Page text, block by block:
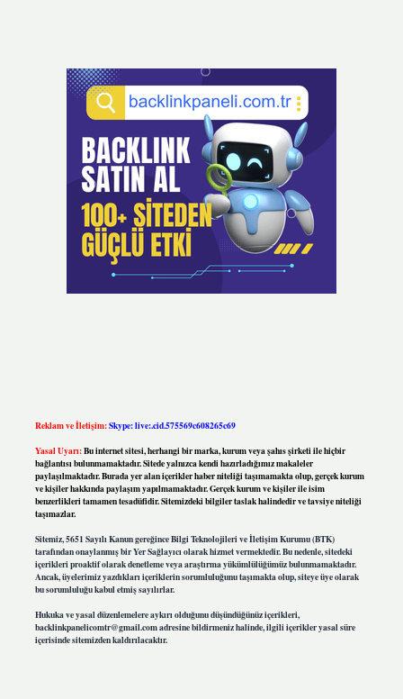
Reklam ve İletişim:Skype: live:.cid.575569c608265c69
Yasal Uyarı:Bu internet sitesi, herhangi bir marka, kurum veya şahıs şirketi ile hiçbir
bağlantısı bulunmamaktadır. Sitede yalnızca kendi hazırladığımız makaleler
paylaşılmaktadır. Burada yer alan içerikler haber niteliği taşımamakta olup, gerçek kurum
ve kişiler hakkında paylaşım yapılmamaktadır. Gerçek kurum ve kişiler ile isim
benzerlikleri tamamen tesadüfidir. Sitemizdeki bilgiler taslak halindedir ve tavsiye niteliği
taşımazlar.
Sitemiz, 5651 Sayılı Kanun gereğince Bilgi Teknolojileri ve İletişim Kurumu (BTK)
tarafından onaylanmış bir Yer Sağlayıcı olarak hizmet vermektedir. Bu nedenle, sitedeki
içerikleri proaktif olarak denetleme veya araştırma yükümlülüğümüz bulunmamaktadır.
Ancak, üyelerimiz yazdıkları içeriklerin sorumluluğunu taşımakta olup, siteye üye olarak
bu sorumluluğu kabul etmiş sayılırlar.
Hukuka ve yasal düzenlemelere aykırı olduğunu düşündüğünüz içerikleri,
backlinkpanelicomtr@gmail.comadresine bildirmeniz halinde, ilgili içerikler yasal süre
içerisinde sitemizden kaldırılacaktır.